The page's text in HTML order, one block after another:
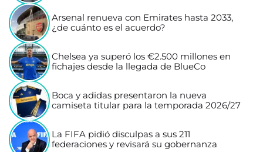
Arsenal renueva con Emirates hasta 2033,
¿de cuánto es el acuerdo?
Chelsea ya superó los €2.500 millones en
fichajes desde la llegada de BlueCo
Boca y adidas presentaron la nueva
camiseta titular para la temporada 2026/27
La FIFA pidió disculpas a sus 211
federaciones y revisará su gobernanza